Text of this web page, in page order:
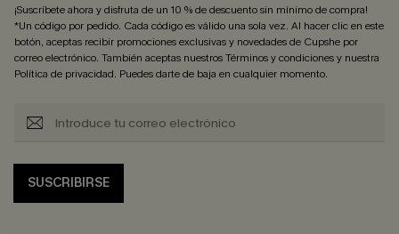
¡Suscríbete ahora y disfruta de un 10 % de descuento sin mínimo de compra!
*Un código por pedido. Cada código es válido una sola vez. Al hacer clic en este
botón, aceptas recibir promociones exclusivas y novedades de Cupshe por
correo electrónico. También aceptas nuestrosTérminos y condicionesy nuestra
Política de privacidad. Puedes darte de baja en cualquier momento.
SUSCRIBIRSE